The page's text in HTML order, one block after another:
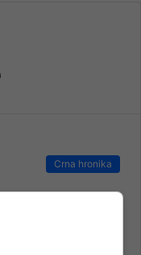
Crna hronika
čekićem